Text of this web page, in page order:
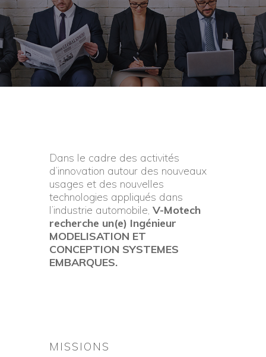
Dans le cadre des activités
d’innovation autour des nouveaux
usages et des nouvelles
technologies appliqués dans
l’industrie automobile, V-Motech
recherche un(e) Ingénieur
MODELISATION ET
CONCEPTION SYSTEMES
EMBARQUES.
MISSIONS